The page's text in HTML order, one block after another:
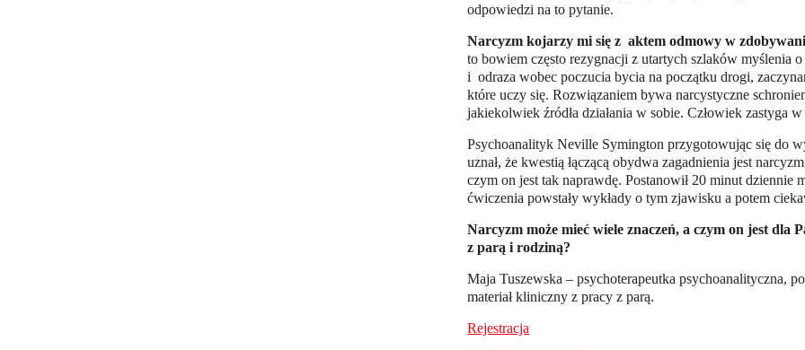
odpowiedzi na to pytanie.
Narcyzm kojarzy mi się z aktem odmowy w
to bowiem często rezygnacji z utartych szlaków myślenia
i odraza wobec poczucia bycia na początku drogi,
które uczy się. Rozwiązaniem bywa narcystyczne
jakiekolwiek źródła działania w sobie. Człowiek zastyga
Psychoanalityk Neville Symington przygotowując się do
uznał, że kwestią łączącą obydwa zagadnienia jest
czym on jest tak naprawdę. Postanowił 20 minut dziennie
ćwiczenia powstały wykłady o tym zjawisku a potem
Narcyzm może mieć wiele znaczeń, a czym on jest dla
z parą i rodziną?
Maja Tuszewska – psychoterapeutka psychoanalityczna,
materiał kliniczny z pracy z parą.
Rejestracja